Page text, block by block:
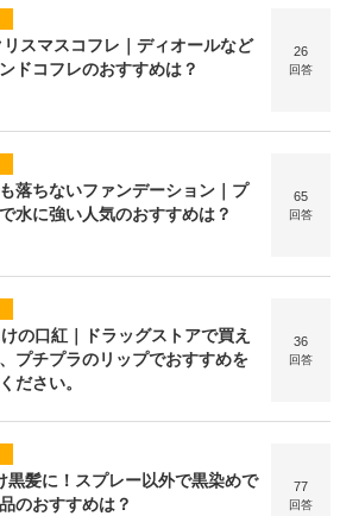
スマスコフレ｜ディオールなど
ドコフレのおすすめは？
26
回答
落ちないファンデーション｜プ
水に強い人気のおすすめは？
65
回答
の口紅｜ドラッグストアで買え
プチプラのリップでおすすめを
ださい。
36
回答
黒髪に！スプレー以外で黒染めで
のおすすめは？
77
回答